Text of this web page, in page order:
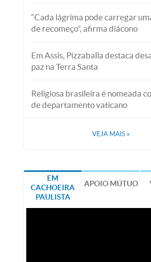
“Cada lágrima pode carregar
de recomeço”, afirma diácono
Em Assis, Pizzaballa destaca
paz na Terra Santa
Religiosa brasileira é nomeada
de departamento vaticano
VEJA MAIS »
EM
CACHOEIRA
PAULISTA
APOIO MÚTUO